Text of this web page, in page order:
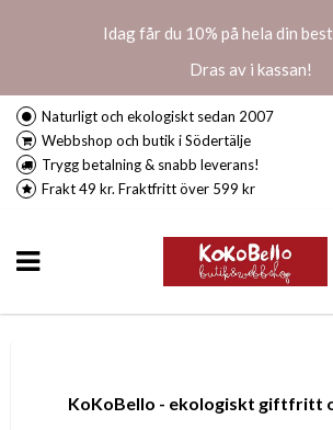
Idag får du 10% på hela din
Dras av i kassan!
Naturligt och ekologiskt sedan 2007
Webbshop och butik i Södertälje
Trygg betalning & snabb leverans!
Frakt 49 kr. Fraktfritt över 599 kr
KoKoBello - ekologiskt giftfritt